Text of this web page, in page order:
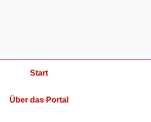
Start
Über das Portal